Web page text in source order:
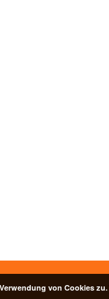
von Cookies zu.